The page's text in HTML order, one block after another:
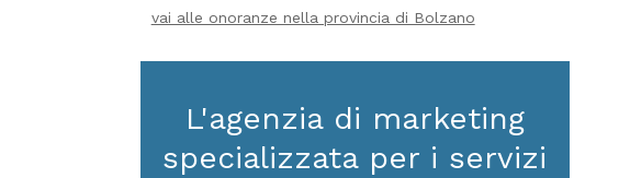
vai alle onoranze nella provincia di Bolzano
L'agenzia di marketing
specializzata per i servizi